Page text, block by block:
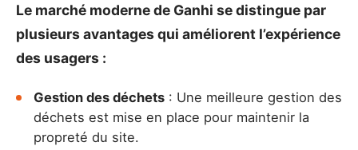
Le marché moderne de Ganhi se distingue par
plusieurs avantages qui améliorent l’expérience
des usagers :
Gestion des déchets : Une meilleure gestion des
déchets est mise en place pour maintenir la
propreté du site.